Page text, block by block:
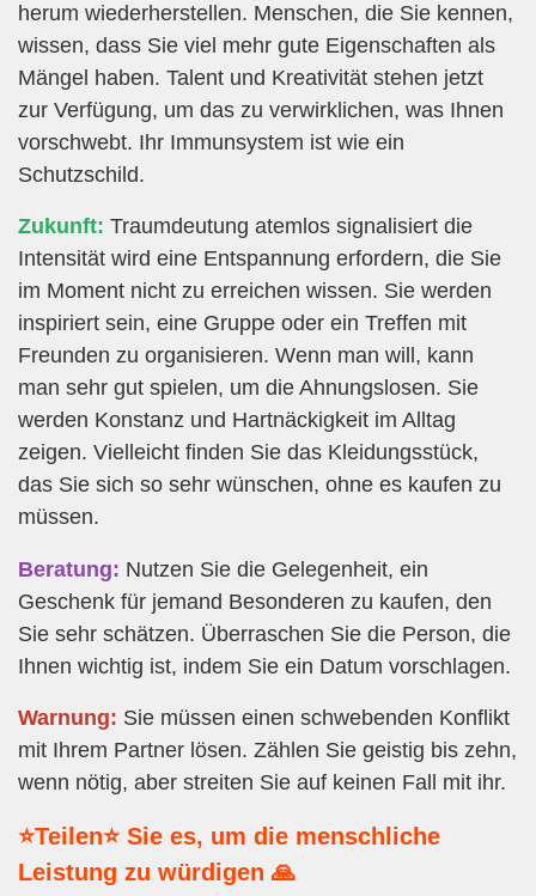
herum wiederherstellen. Menschen, die Sie kennen,
wissen, dass Sie viel mehr gute Eigenschaften als
Mängel haben. Talent und Kreativität stehen jetzt
zur Verfügung, um das zu verwirklichen, was Ihnen
vorschwebt. Ihr Immunsystem ist wie ein
Schutzschild.
Zukunft: Traumdeutung atemlos signalisiert die
Intensität wird eine Entspannung erfordern, die Sie
im Moment nicht zu erreichen wissen. Sie werden
inspiriert sein, eine Gruppe oder ein Treffen mit
Freunden zu organisieren. Wenn man will, kann
man sehr gut spielen, um die Ahnungslosen. Sie
werden Konstanz und Hartnäckigkeit im Alltag
zeigen. Vielleicht finden Sie das Kleidungsstück,
das Sie sich so sehr wünschen, ohne es kaufen zu
müssen.
Beratung: Nutzen Sie die Gelegenheit, ein
Geschenk für jemand Besonderen zu kaufen, den
Sie sehr schätzen. Überraschen Sie die Person, die
Ihnen wichtig ist, indem Sie ein Datum vorschlagen.
Warnung: Sie müssen einen schwebenden Konflikt
mit Ihrem Partner lösen. Zählen Sie geistig bis zehn,
wenn nötig, aber streiten Sie auf keinen Fall mit ihr.
⭐Teilen⭐ Sie es, um die menschliche
Leistung zu würdigen 🙏